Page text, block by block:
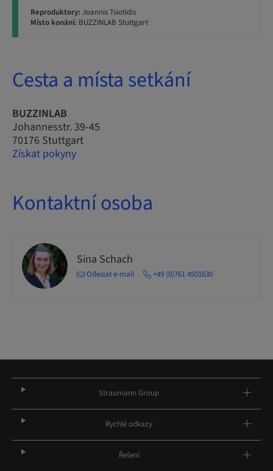
Reproduktory: Joannis Tsiotidis
Místo konání: BUZZINLAB Stuttgart
Cesta a místa setkání
BUZZINLAB
Johannesstr. 39-45
70176 Stuttgart
Získat pokyny
Kontaktní osoba
Sina Schach
Odeslat e-mail +49 (0)761 4501630
Straumann Group
Rychlé odkazy
Řešení